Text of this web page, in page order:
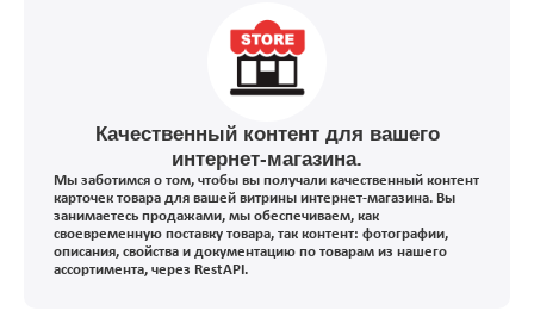
Качественный контент для вашего
интернет-магазина.
Мы заботимся о том, чтобы вы получали качественный контент
карточек товара для вашей витрины интернет-магазина. Вы
занимаетесь продажами, мы обеспечиваем, как
своевременную поставку товара, так контент: фотографии,
описания, свойства и документацию по товарам из нашего
ассортимента, через RestAPI.